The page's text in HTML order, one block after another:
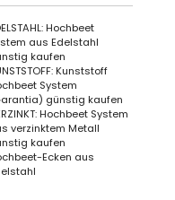
Hochbeet
aus Edelstahl
kaufen
Kunststoff
System
günstig kaufen
Hochbeet System
verzinktem Metall
kaufen
Ecken aus